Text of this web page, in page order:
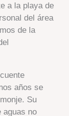
a la playa de
del área
de la
años se
Su
aguas no